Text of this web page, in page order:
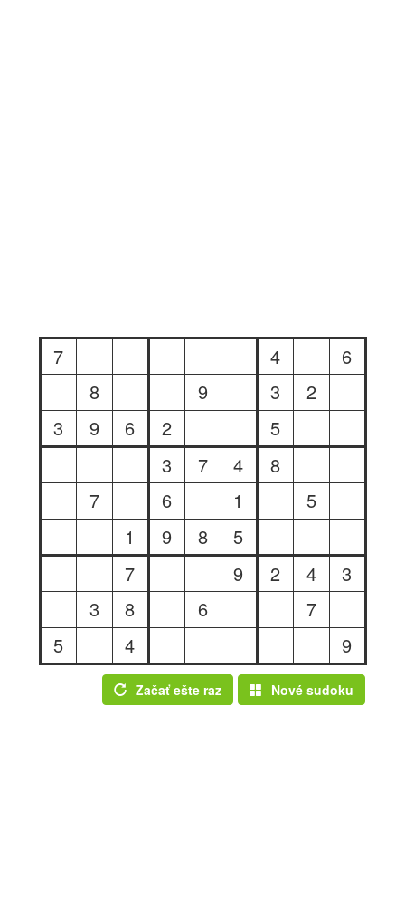
7 4
6
8
9 3
2
3
9 6 2
5
3
7 4
8
7
6 1
5
1
9 8
5
7
9 2 4
3
3
8 6
7
5
4 9
Začať ešte raz Nové sudoku